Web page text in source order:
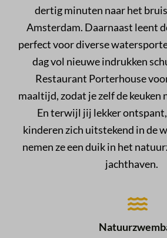
dertig minuten naar het
Amsterdam. Daarnaast leent
perfect voor diverse
dag vol nieuwe indrukken
Restaurant Porterhouse
maaltijd, zodat je zelf de keuken
En terwijl jij lekker
kinderen zich uitstekend in de
nemen ze een duik in het
jachthaven.